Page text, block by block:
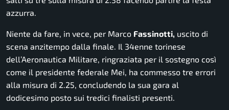
azzurra.
Niente da fare, in vece, per Marco Fassinotti, uscito di
scena anzitempo dalla finale. Il 34enne torinese
dell’Aeronautica Militare, ringraziata per il sostegno così
come il presidente federale Mei, ha commesso tre errori
alla misura di 2.25, concludendo la sua gara al
dodicesimo posto sui tredici finalisti presenti.